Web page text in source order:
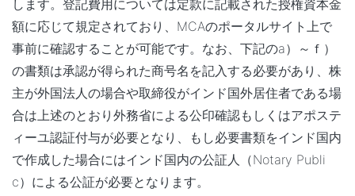
します。登記費用については定款に記載された授権資本金
額に応じて規定されており、MCAのポータルサイト上で
事前に確認することが可能です。なお、下記のa）～ｆ）
の書類は承認が得られた商号名を記入する必要があり、株
主が外国法人の場合や取締役がインド国外居住者である場
合は上述のとおり外務省による公印確認もしくはアポステ
ィーユ認証付与が必要となり、もし必要書類をインド国内
で作成した場合にはインド国内の公証人（Notary Publi
c）による公証が必要となります。